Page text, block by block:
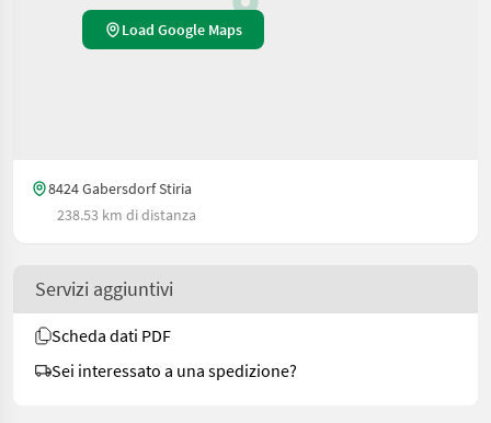
Load Google Maps
8424 Gabersdorf Stiria
238.53 km di distanza
Servizi aggiuntivi
Scheda dati PDF
Sei interessato a una spedizione?